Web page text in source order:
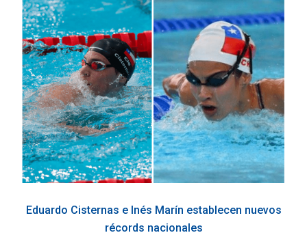
Eduardo Cisternas e Inés Marín establecen nuevos
récords nacionales